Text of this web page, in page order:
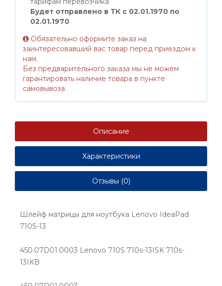
Будет отправлено в ТК с 02.01.1970 по
02.01.1970
Обязательно оформите заказ на
заинтересовавший вас товар перед приездом к
нам.
Без предварительного заказа мы не можем
гарантировать наличие товара в пункте
самовывоза.
Описание
Характеристики
Отзывы (0)
Шлейф матрицы для ноутбука Lenovo IdeaPad
710S-13
450.07D01.0003 Lenovo 710S 710s-13ISK 710s-
13IKB